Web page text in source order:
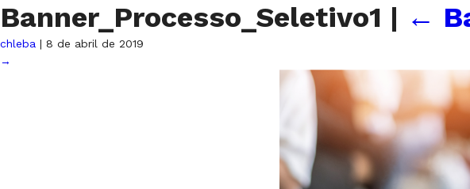
Banner_Processo_Seletivo1 | ←
chleba | 8 de abril de 2019
→